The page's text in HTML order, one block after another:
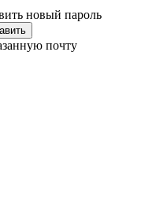
новый пароль
почту